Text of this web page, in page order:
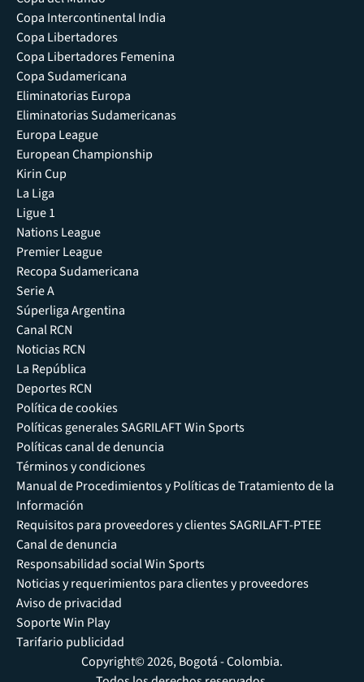
Copa Intercontinental India
Copa Libertadores
Copa Libertadores Femenina
Copa Sudamericana
Eliminatorias Europa
Eliminatorias Sudamericanas
Europa League
European Championship
Kirin Cup
La Liga
Ligue 1
Nations League
Premier League
Recopa Sudamericana
Serie A
Súperliga Argentina
Canal RCN
Noticias RCN
La República
Deportes RCN
Política de cookies
Políticas generales SAGRILAFT Win Sports
Políticas canal de denuncia
Términos y condiciones
Manual de Procedimientos y Políticas de Tratamiento de la
Información
Requisitos para proveedores y clientes SAGRILAFT-PTEE
Canal de denuncia
Responsabilidad social Win Sports
Noticias y requerimientos para clientes y proveedores
Aviso de privacidad
Soporte Win Play
Tarifario publicidad
Copyright© 2026, Bogotá - Colombia.